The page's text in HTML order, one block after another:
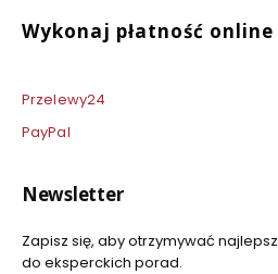
Wykonaj płatność online
Przelewy24
PayPal
Newsletter
Zapisz się, aby otrzymywać
do eksperckich porad.